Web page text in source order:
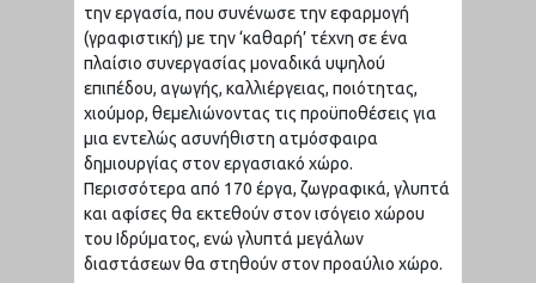
την εργασία, που συνένωσε την εφαρμογή
(γραφιστική) με την ‘καθαρή’ τέχνη σε ένα
πλαίσιο συνεργασίας μοναδικά υψηλού
επιπέδου, αγωγής, καλλιέργειας, ποιότητας,
χιούμορ, θεμελιώνοντας τις προϋποθέσεις για
μια εντελώς ασυνήθιστη ατμόσφαιρα
δημιουργίας στον εργασιακό χώρο.
Περισσότερα από 170 έργα, ζωγραφικά, γλυπτά
και αφίσες θα εκτεθούν στον ισόγειο χώρου
του Ιδρύματος, ενώ γλυπτά μεγάλων
διαστάσεων θα στηθούν στον προαύλιο χώρο.